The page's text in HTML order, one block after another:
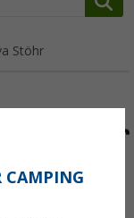
Stöhr
CAMPING